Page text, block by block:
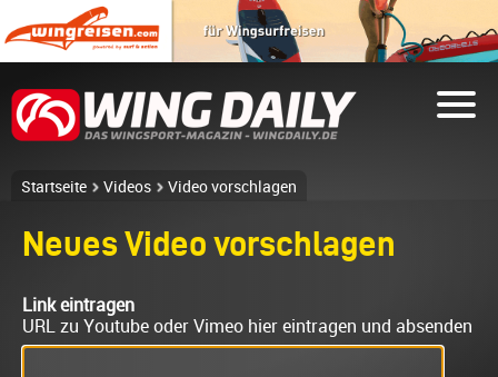
Startseite Videos Video vorschlagen
Neues Video vorschlagen
Link eintragen
URL zu Youtube oder Vimeo hier eintragen und absenden